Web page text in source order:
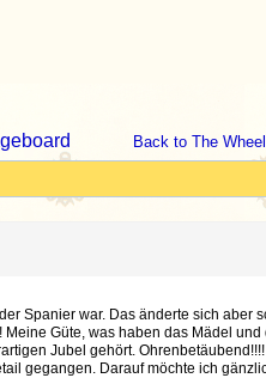
Back to The Wheel
Spanier war. Das änderte sich aber
Güte, was haben das Mädel
Jubel gehört. Ohrenbetäubend!!!!
gegangen. Darauf möchte ich